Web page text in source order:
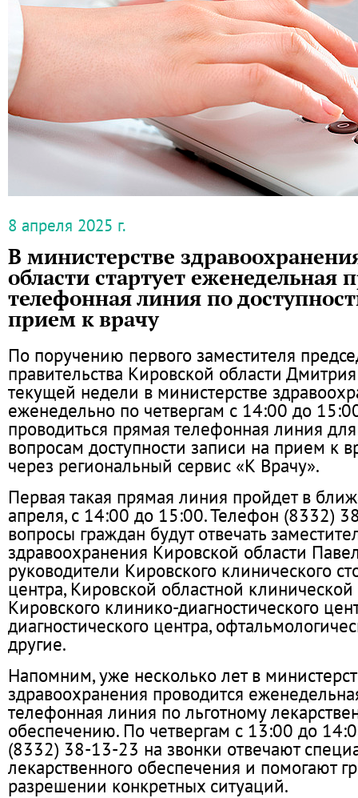
8 апреля 2025 г.
В министерстве
области стартует еженедельная
телефонная линия по
прием к врачу
По поручению первого заместителя
правительства Кировской области
текущей недели в министерстве
еженедельно по четвергам с 14:00 до
проводиться прямая телефонная линия
вопросам доступности записи на прием к
через региональный сервис «К Врачу».
Первая такая прямая линия пройдет в
апреля, с 14:00 до 15:00. Телефон (8332)
вопросы граждан будут отвечать
здравоохранения Кировской области
руководители Кировского клинического
центра, Кировской областной
Кировского клинико-диагностического
диагностического центра,
другие.
Напомним, уже несколько лет в
здравоохранения проводится
телефонная линия по льготному
обеспечению. По четвергам с 13:00 до
(8332) 38-13-23 на звонки отвечают
лекарственного обеспечения и помогают
разрешении конкретных ситуаций.